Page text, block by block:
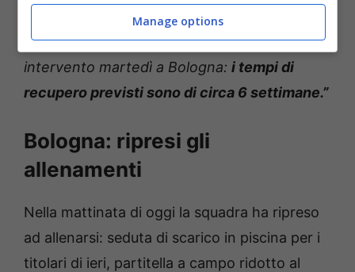
evidenziato una frattura angolata della
clavicola sinistra. Verrà sottoposto a
intervento martedì a Bologna: i tempi di
recupero previsti sono di circa 6 settimane.”
Bologna: ripresi gli
allenamenti
Nella mattinata di oggi la squadra ha ripreso
ad allenarsi: seduta di scarico in piscina per i
titolari di ieri, partitella a campo ridotto al
Manage options